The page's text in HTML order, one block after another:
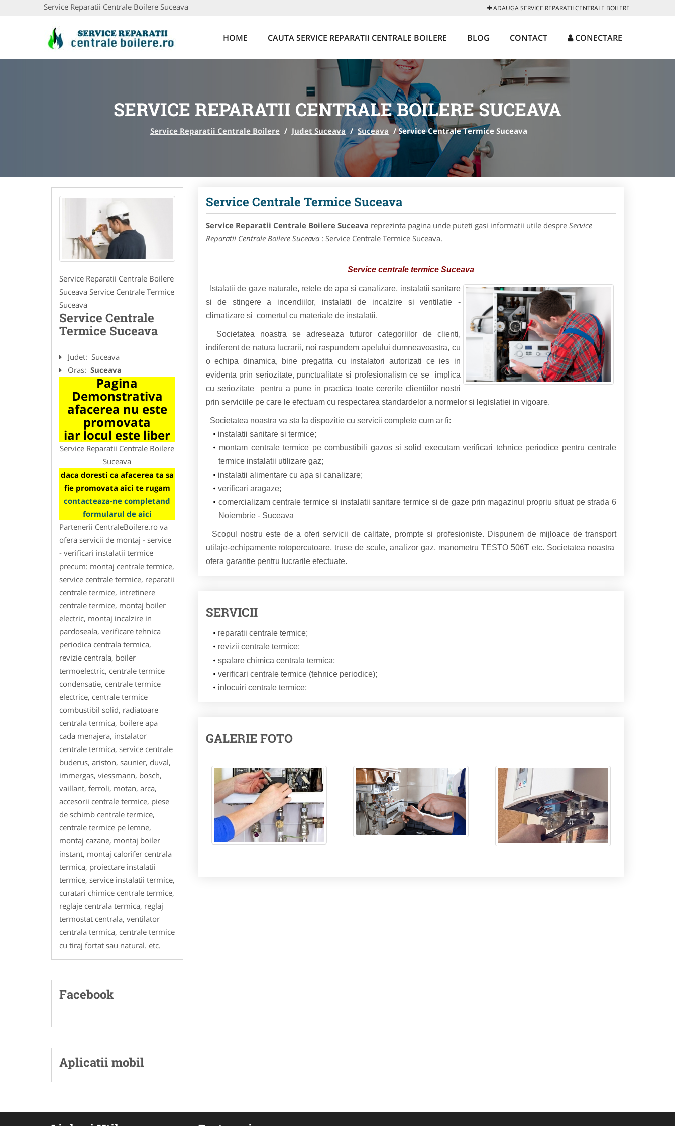
Service Reparatii Centrale Boilere Suceava ADAUGA SERVICE REPARATII CENTRALE BOILERE
HOME CAUTA SERVICE REPARATII CENTRALE BOILERE BLOG CONTACT CONECTARE
SERVICE REPARATII CENTRALE BOILERE SUCEAVA
Service Reparatii Centrale Boilere / Judet Suceava / Suceava /Service Centrale Termice Suceava
Service Reparatii Centrale Boilere
Suceava Service Centrale Termice
Suceava
Service Centrale
Termice Suceava
Judet: Suceava
Oras: Suceava
Pagina
Demonstrativa
afacerea nu este
promovata
iar locul este liber
Service Reparatii Centrale Boilere
Suceava
daca doresti ca afacerea ta sa
fie promovata aici te rugam
contacteaza-ne completand
formularul de aici
Partenerii CentraleBoilere.ro va
ofera servicii de montaj - service
- verificari instalatii termice
precum: montaj centrale termice,
service centrale termice, reparatii
centrale termice, intretinere
centrale termice, montaj boiler
electric, montaj incalzire in
pardoseala, verificare tehnica
periodica centrala termica,
revizie centrala, boiler
termoelectric, centrale termice
condensatie, centrale termice
electrice, centrale termice
combustibil solid, radiatoare
centrala termica, boilere apa
cada menajera, instalator
centrale termica, service centrale
buderus, ariston, saunier, duval,
immergas, viessmann, bosch,
vaillant, ferroli, motan, arca,
accesorii centrale termice, piese
de schimb centrale termice,
centrale termice pe lemne,
montaj cazane, montaj boiler
instant, montaj calorifer centrala
termica, proiectare instalatii
termice, service instalatii termice,
curatari chimice centrale termice,
reglaje centrala termica, reglaj
termostat centrala, ventilator
centrala termica, centrale termice
cu tiraj fortat sau natural. etc.
Facebook
Aplicatii mobil
Service Centrale Termice Suceava
Service Reparatii Centrale Boilere Suceava reprezinta pagina unde puteti gasi informatii utile despre Service
Reparatii Centrale Boilere Suceava : Service Centrale Termice Suceava.
Service centrale termice Suceava
Istalatii de gaze naturale, retele de apa si canalizare, instalatii sanitare
si de stingere a incendiilor, instalatii de incalzire si ventilatie -
climatizare si comertul cu materiale de instalatii.
Societatea noastra se adreseaza tuturor categoriilor de clienti,
indiferent de natura lucrarii, noi raspundem apelului dumneavoastra, cu
o echipa dinamica, bine pregatita cu instalatori autorizati ce ies in
evidenta prin seriozitate, punctualitate si profesionalism ce se implica
cu seriozitate pentru a pune in practica toate cererile clientiilor nostri
prin serviciile pe care le efectuam cu respectarea standardelor a normelor si legislatiei in vigoare.
Societatea noastra va sta la dispozitie cu servicii complete cum ar fi:
instalatii sanitare si termice;
montam centrale termice pe combustibili gazos si solid executam verificari tehnice periodice pentru centrale
termice instalatii utilizare gaz;
instalatii alimentare cu apa si canalizare;
verificari aragaze;
comercializam centrale termice si instalatii sanitare termice si de gaze prin magazinul propriu situat pe strada 6
Noiembrie - Suceava
Scopul nostru este de a oferi servicii de calitate, prompte si profesioniste. Dispunem de mijloace de transport
utilaje-echipamente rotopercutoare, truse de scule, analizor gaz, manometru TESTO 506T etc. Societatea noastra
ofera garantie pentru lucrarile efectuate.
SERVICII
reparatii centrale termice;
revizii centrale termice;
spalare chimica centrala termica;
verificari centrale termice (tehnice periodice);
inlocuiri centrale termice;
GALERIE FOTO